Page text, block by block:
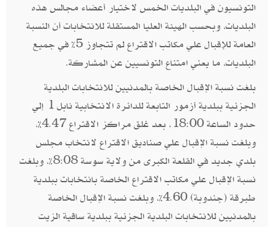
التونسيون في البلديات الخمس لاختيار أعضاء مجالس هذه
البلديات، وبحسب الهيئة العليا المستقلة للانتخابات أن النسبة
العامة للإقبال علي مكاتب الاقتراع لم تتجاوز 5% في جميع
البلديات، ما يعني امتناع التونسيين عن المشاركة.
بلغت نسبة الإقبال الخاصة بالمدنيين للانتخابات البلدية
الجزئية ببلدية أزمور التابعة للدائرة الانتخابية نابل 1 إلي
حدود الساعة 18:00، بعد غلق مراكز الاقتراع 4.47%،
وبلغت نسبة الإقبال علي صناديق الاقتراع لانتخاب مجلس
بلدي جديد في القلعة الكبرى من ولاية سوسة 8:08%، وبلغت
نسبة الإقبال علي مكاتب الاقتراع الخاصة بانتخابات ببلدية
طبرقة (جندوبة) 4.60%، وبلغت نسبة الإقبال الخاصة
بالمدنيين للانتخابات البلدية الجزئية ببلدية ساقية الزيت